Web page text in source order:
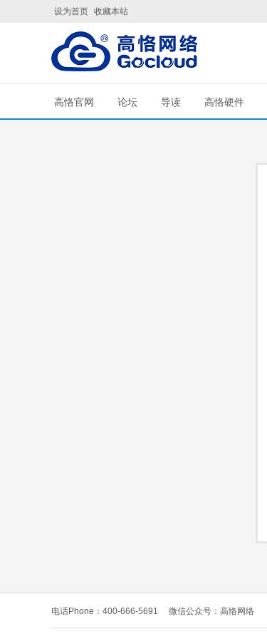
设为首页 收藏本站
高恪官网 论坛 导读 高恪硬件
电话Phone：400-666-5691 微信公众号：高恪网络